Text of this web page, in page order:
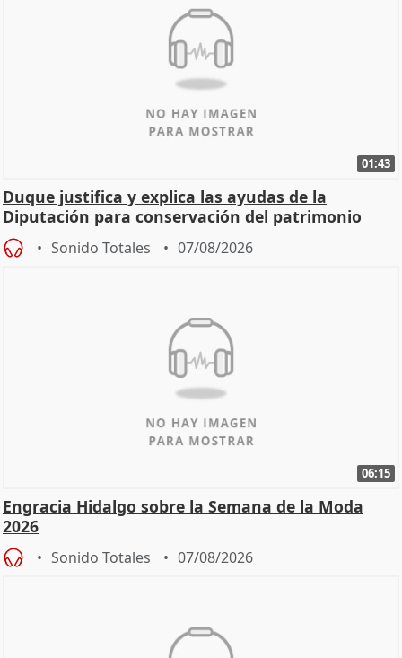
01:43
Duque justifica y explica las ayudas de la
Diputación para conservación del patrimonio
Sonido Totales 07/08/2026
06:15
Engracia Hidalgo sobre la Semana de la Moda
2026
Sonido Totales 07/08/2026